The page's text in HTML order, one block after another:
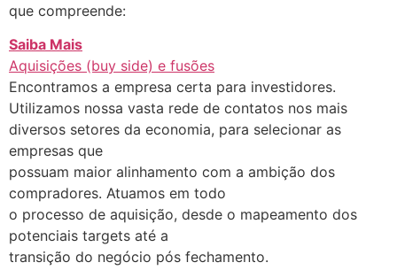
que compreende:
Saiba Mais
Aquisições (buy side) e fusões
Encontramos a empresa certa para investidores.
Utilizamos nossa vasta rede de contatos nos mais
diversos setores da economia, para selecionar as
empresas que
possuam maior alinhamento com a ambição dos
compradores. Atuamos em todo
o processo de aquisição, desde o mapeamento dos
potenciais targets até a
transição do negócio pós fechamento.